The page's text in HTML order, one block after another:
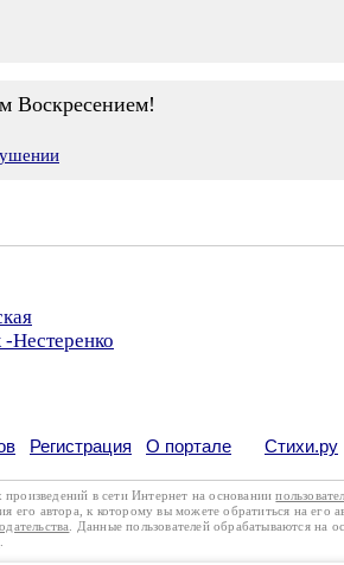
Воскресением!
Нестеренко
Регистрация О портале Стихи.ру
в сети Интернет на основании
его автора, к которому вы можете обратиться на его
. Данные пользователей обрабатываются на